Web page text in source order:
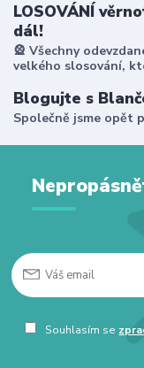
LOSOVÁNÍ
dál!
🎡 Všechny
velkého slosování,
Blogujte s
Společně jsme opět
Souhlasím se